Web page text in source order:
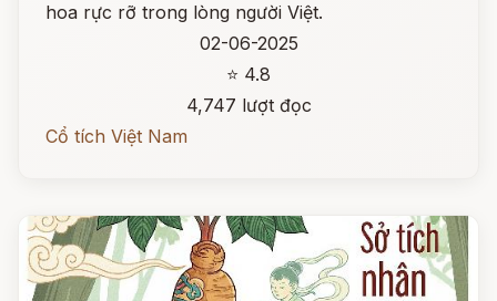
hoa rực rỡ trong lòng người Việt.
02-06-2025
⭐ 4.8
4,747 lượt đọc
Cổ tích Việt Nam